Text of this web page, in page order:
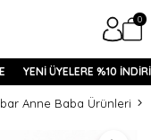
0
YENİ ÜYELERE %10
Anne Baba Ürünleri